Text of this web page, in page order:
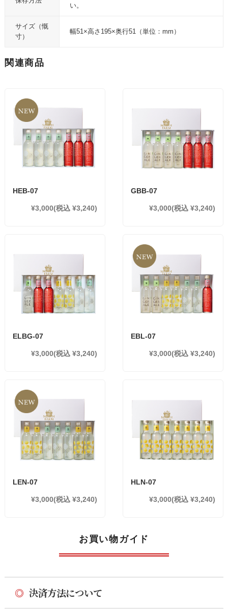
い。
サイズ（慨
寸）
幅51×高さ195×奥行51（単位：mm）
関連商品
HEB-07
¥3,000(税込 ¥3,240)
GBB-07
¥3,000(税込 ¥3,240)
ELBG-07
¥3,000(税込 ¥3,240)
EBL-07
¥3,000(税込 ¥3,240)
LEN-07
¥3,000(税込 ¥3,240)
HLN-07
¥3,000(税込 ¥3,240)
お買い物ガイド
◎ 決済方法について